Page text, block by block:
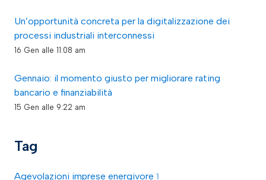
Un’opportunità concreta per la digitalizzazione dei
processi industriali interconnessi
16 Gen alle 11:08 am
Gennaio: il momento giusto per migliorare rating
bancario e finanziabilità
15 Gen alle 9:22 am
Tag
Agevolazioni imprese energivore 1